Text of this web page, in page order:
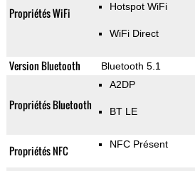
Propriétés WiFi Hotspot WiFi
WiFi Direct
Version Bluetooth Bluetooth 5.1
Propriétés Bluetooth
A2DP
BT LE
Propriétés NFC NFC Présent